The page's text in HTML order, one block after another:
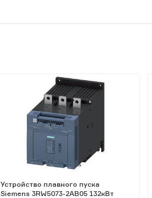
Устройство плавного пуска
Siemens 3RW5073-2AB05 132кВт